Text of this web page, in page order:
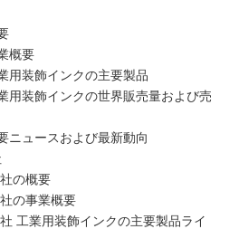
概要
用装飾インクの主要製品
用装飾インクの世界販売量および売
ニュースおよび最新動向
の概要
の事業概要
工業用装飾インクの主要製品ライ